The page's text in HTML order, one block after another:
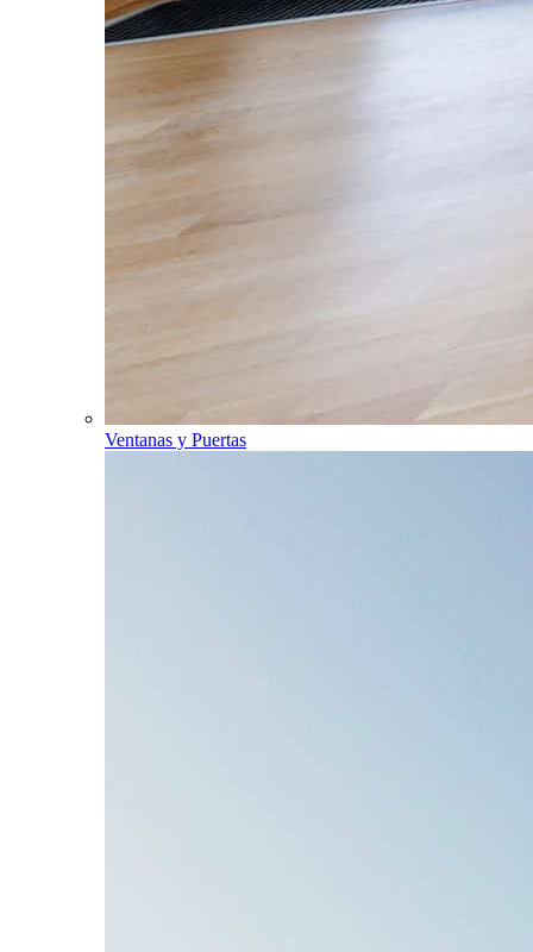
Ventanas y Puertas